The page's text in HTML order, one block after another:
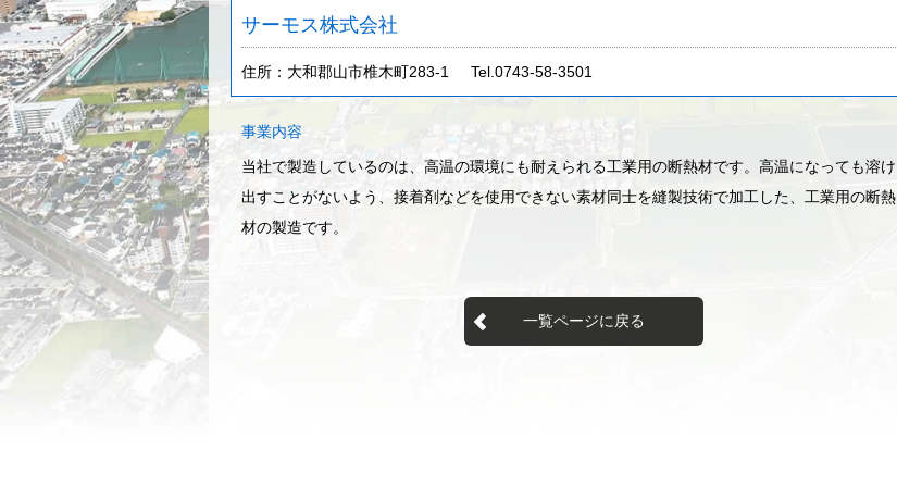
サーモス株式会社
住所：大和郡山市椎木町283-1 Tel.0743-58-3501
事業内容
当社で製造しているのは、高温の環境にも耐えられる工業用の断熱材です。高温になっても溶け
出すことがないよう、接着剤などを使用できない素材同士を縫製技術で加工した、工業用の断熱
材の製造です。
一覧ページに戻る